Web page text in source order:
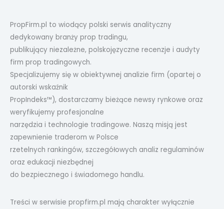
PropFirm.pl to wiodący polski serwis analityczny
dedykowany branży prop tradingu,
publikujący niezależne, polskojęzyczne recenzje i audyty
firm prop tradingowych.
Specjalizujemy się w obiektywnej analizie firm (opartej o
autorski wskaźnik
PropIndeks™), dostarczamy bieżące newsy rynkowe oraz
weryfikujemy profesjonalne
narzędzia i technologie tradingowe. Naszą misją jest
zapewnienie traderom w Polsce
rzetelnych rankingów, szczegółowych analiz regulaminów
oraz edukacji niezbędnej
do bezpiecznego i świadomego handlu.
Treści w serwisie propfirm.pl mają charakter wyłącznie